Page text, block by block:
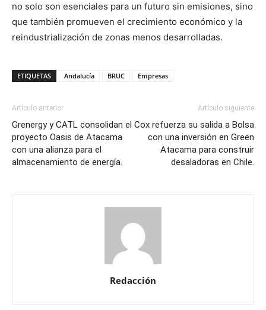
no solo son esenciales para un futuro sin emisiones, sino
que también promueven el crecimiento económico y la
reindustrialización de zonas menos desarrolladas.
ETIQUETAS Andalucía BRUC Empresas
Artículo anterior
Grenergy y CATL consolidan el
proyecto Oasis de Atacama
con una alianza para el
almacenamiento de energía.
Artículo siguiente
Cox refuerza su salida a Bolsa
con una inversión en Green
Atacama para construir
desaladoras en Chile.
Redacción